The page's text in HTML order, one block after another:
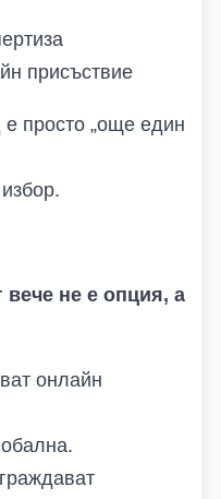
присъствие
просто „още един
не е опция, а
онлайн